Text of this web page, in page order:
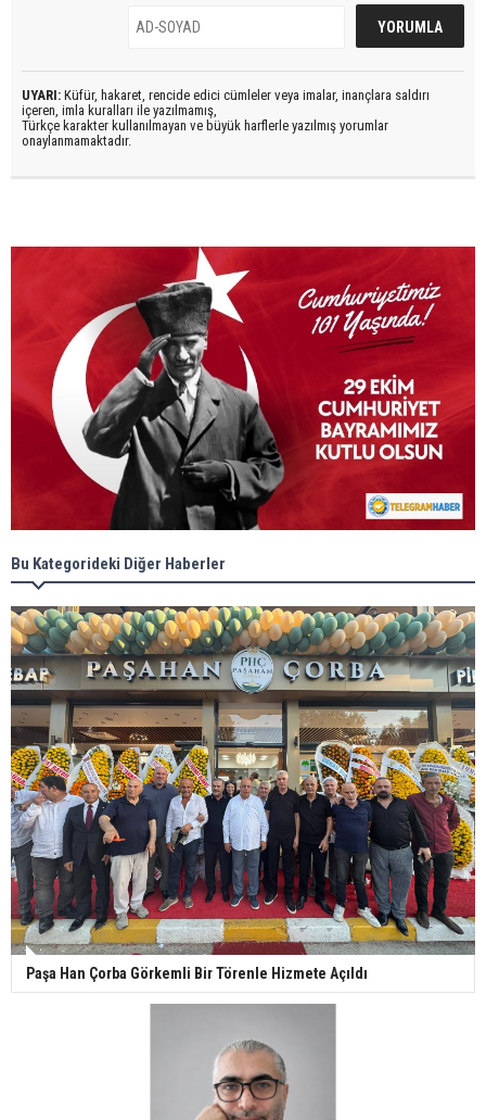
UYARI: Küfür, hakaret, rencide edici cümleler veya imalar, inançlara saldırı
içeren, imla kuralları ile yazılmamış,
Türkçe karakter kullanılmayan ve büyük harflerle yazılmış yorumlar
onaylanmamaktadır.
Bu Kategorideki Diğer Haberler
Paşa Han Çorba Görkemli Bir Törenle Hizmete Açıldı